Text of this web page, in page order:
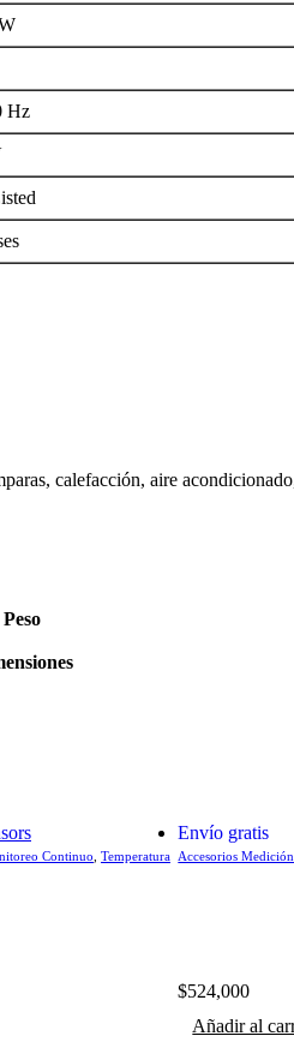
Hz
calefacción, aire
Peso
Continuo Temperatura
Envío gratis
Accesorios Medición
$524,000
Añadir al